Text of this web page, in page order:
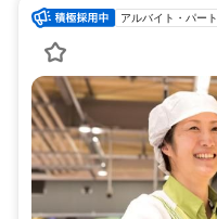
アルバイト・パート